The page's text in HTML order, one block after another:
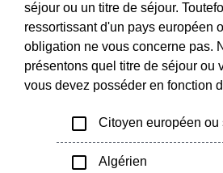
séjour ou un titre de séjour.
ressortissant d'un pays européen
obligation ne vous concerne pas.
présentons quel titre de séjour ou
vous devez posséder en fonction
check_box_outline_blank Citoyen européen ou
check_box_outline_blank Algérien